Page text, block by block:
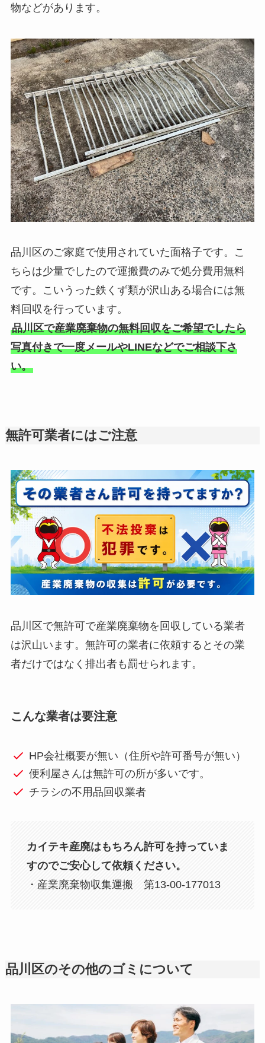
物などがあります。
品川区のご家庭で使用されていた面格子です。こ
ちらは少量でしたので運搬費のみで処分費用無料
です。こいうった鉄くず類が沢山ある場合には無
料回収を行っています。
品川区で産業廃棄物の無料回収をご希望でしたら
写真付きで一度メールやLINEなどでご相談下さ
い。
無許可業者にはご注意
品川区で無許可で産業廃棄物を回収している業者
は沢山います。無許可の業者に依頼するとその業
者だけではなく排出者も罰せられます。
こんな業者は要注意
HP会社概要が無い（住所や許可番号が無い）
便利屋さんは無許可の所が多いです。
チラシの不用品回収業者
カイテキ産廃はもちろん許可を持っていま
すのでご安心して依頼ください。
・産業廃棄物収集運搬 第13-00-177013
品川区のその他のゴミについて